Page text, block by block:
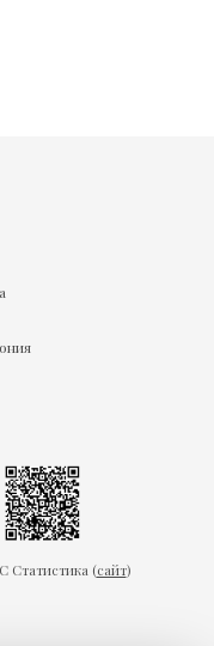
Статистика (сайт)